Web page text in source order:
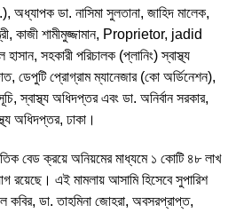
ডা. নাসিমা সুলতানা, জাহিদ মালেক,
কাজী শামীমুজ্জামান, Proprietor, jadid
সহকারী পরিচালক (প্লানিং) স্বাস্থ্য
ডেপুটি প্রোগ্রাম ম্যানেজার (কো অর্ডিনেশন),
স্বাস্থ্য অধিদপ্তর এবং ডা. অনির্বান সরকার,
অধিদপ্তর, ঢাকা।
বেড ক্রয়ে অনিয়মের মাধ্যমে ১ কোটি ৪৮ লাখ
রয়েছে। এই মামলায় আসামি হিসেবে সুপারিশ
কবির, ডা. তাহমিনা জোহরা, অবসরপ্রাপ্ত,